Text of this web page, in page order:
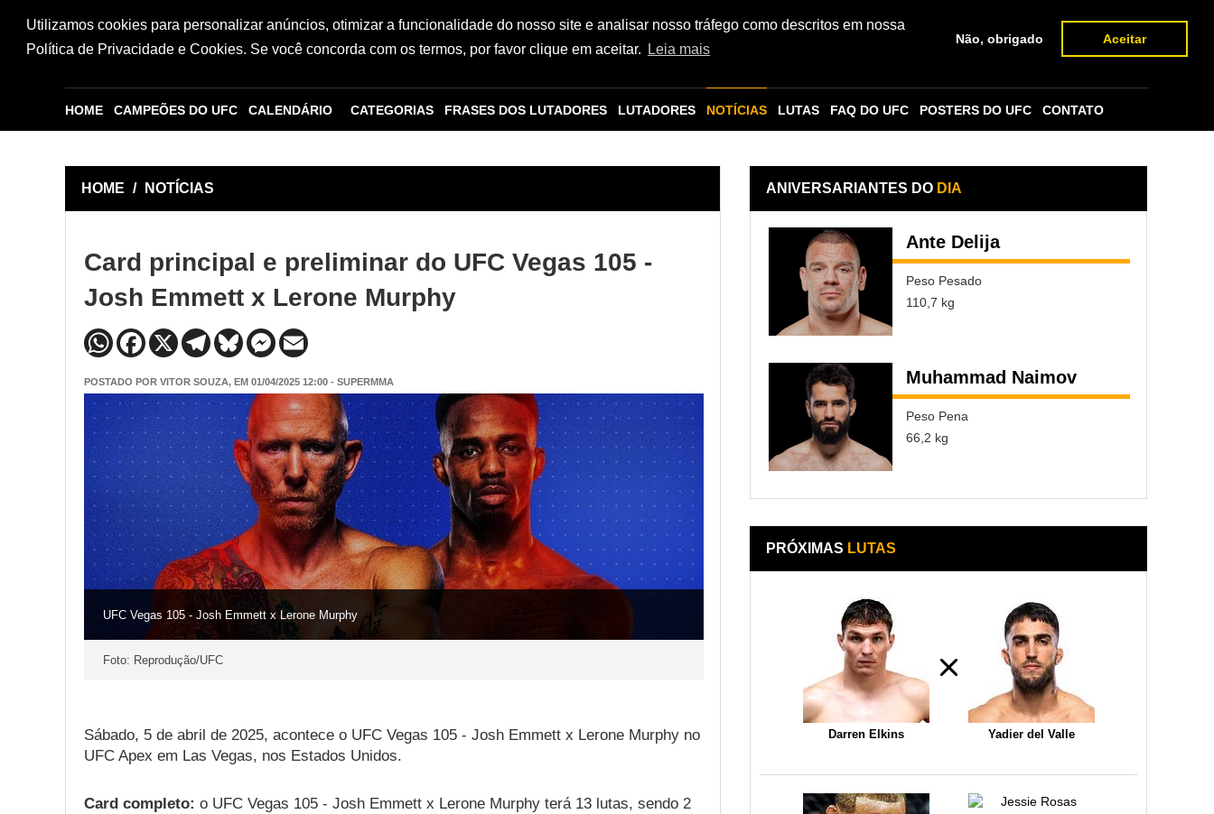
Utilizamos cookies para personalizar anúncios, otimizar a funcionalidade do nosso site e analisar nosso tráfego como descritos em nossa
Política de Privacidade e Cookies. Se você concorda com os termos, por favor clique em aceitar.
Leia mais
Não, obrigado Aceitar
HOME CAMPEÕES DO UFC CALENDÁRIO CATEGORIAS FRASES DOS LUTADORES LUTADORES NOTÍCIAS LUTAS FAQ DO UFC POSTERS DO UFC CONTATO
HOME / NOTÍCIAS
Card principal e preliminar do UFC Vegas 105 -
Josh Emmett x Lerone Murphy
POSTADO POR VITOR SOUZA, EM 01/04/2025 12:00 - SUPERMMA
UFC Vegas 105 - Josh Emmett x Lerone Murphy
Foto: Reprodução/UFC
Sábado, 5 de abril de 2025, acontece o UFC Vegas 105 - Josh Emmett x Lerone Murphy no
UFC Apex em Las Vegas, nos Estados Unidos.
Card completo: o UFC Vegas 105 - Josh Emmett x Lerone Murphy terá 13 lutas, sendo 2
ANIVERSARIANTES DO DIA
Ante Delija
Peso Pesado
110,7 kg
Muhammad Naimov
Peso Pena
66,2 kg
PRÓXIMAS LUTAS
Darren Elkins Yadier del Valle